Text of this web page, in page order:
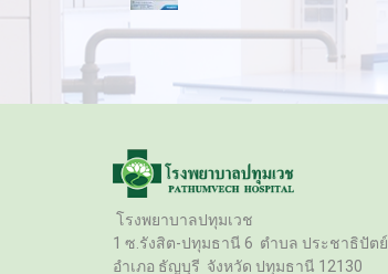
โรงพยาบาลปทุมเวช
1 ซ.รังสิต-ปทุมธานี 6 ตำบล ประชาธิปัตย์
อำเภอ ธัญบุรี จังหวัด ปทุมธานี 12130